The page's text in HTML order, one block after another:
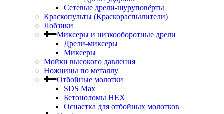
Сетевые дрели-шуруповёрты
Краскопульты (Краскораспылители)
Лобзики
Миксеры и низкооборотные дрели
Дрели-миксеры
Миксеры
Мойки высокого давления
Ножницы по металлу
Отбойные молотки
SDS Max
Бетоноломы HEX
Оснастка для отбойных молотков